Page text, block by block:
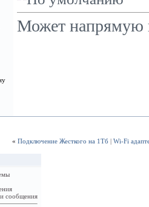
Может напрямую
« Подключение Жесткого на 1Тб| Wi-Fi
сообщения